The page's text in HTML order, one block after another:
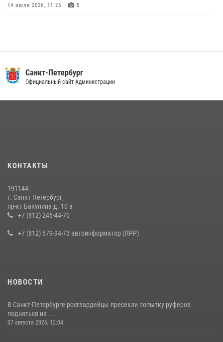
14 июля 2026, 11:25 5
В Красногвардейском районе росгвардейцы задержали хулигана,
угрожавшего мужчине пневматическим пистолетом
на III Международном петербургском цифровом форуме
В Ленобласти сотрудники Росгвардии провели встречу с
воспитанниками детского клуба «Умные каникулы»
Санкт-Петербург
Официальный сайт Администрации
КОНТАКТЫ
191144
г. Санкт Петербург,
пр-кт Бакунина д. 10 а
+7 (812) 246-44-70
+7 (812) 679-94-73 автоинформатор (ЛРР)
НОВОСТИ
В Санкт-Петербурге росгвардейцы пресекли попытку руферов
подняться на ...
07 августа 2026, 12:04